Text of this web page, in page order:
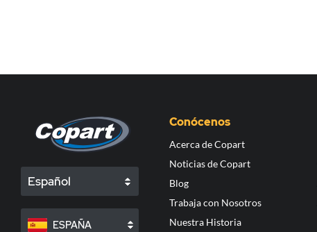
Español
ESPAÑA
Conócenos
Acerca de Copart
Noticias de Copart
Blog
Trabaja con Nosotros
Nuestra Historia